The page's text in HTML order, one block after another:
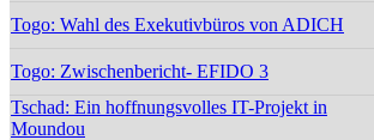
Togo: Wahl des Exekutivbüros von ADICH
Togo: Zwischenbericht- EFIDO 3
Tschad: Ein hoffnungsvolles IT-Projekt in
Moundou